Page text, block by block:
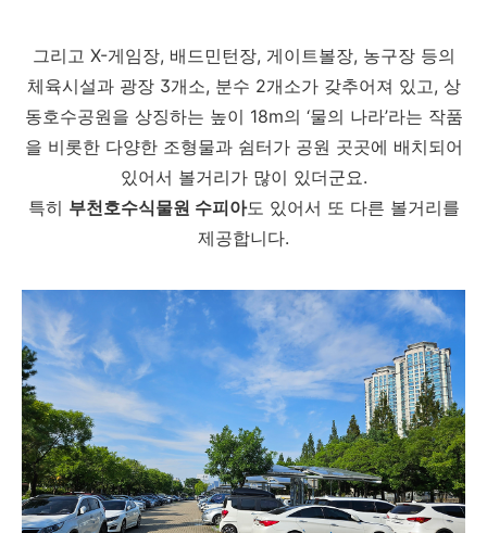
그리고 X-게임장, 배드민턴장, 게이트볼장, 농구장 등의
체육시설과 광장 3개소, 분수 2개소가 갖추어져 있고, 상
동호수공원을 상징하는 높이 18m의 ‘물의 나라’라는 작품
을 비롯한 다양한 조형물과 쉼터가 공원 곳곳에 배치되어
있어서 볼거리가 많이 있더군요.
특히 부천호수식물원 수피아도 있어서 또 다른 볼거리를
제공합니다.